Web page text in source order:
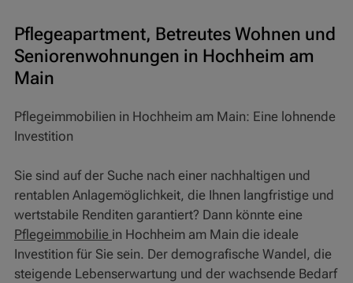
Pflegeapartment, Betreutes Wohnen und
Seniorenwohnungen in Hochheim am
Main
Pflegeimmobilien in Hochheim am Main: Eine lohnende
Investition
Sie sind auf der Suche nach einer nachhaltigen und
rentablen Anlagemöglichkeit, die Ihnen langfristige und
wertstabile Renditen garantiert? Dann könnte eine
Pflegeimmobilie in Hochheim am Main die ideale
Investition für Sie sein. Der demografische Wandel, die
steigende Lebenserwartung und der wachsende Bedarf